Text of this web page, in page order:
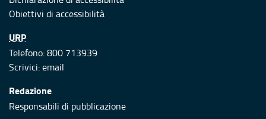
Obiettivi di accessibilità
URP
Telefono: 800 713939
Scrivici:email
Redazione
Responsabili di pubblicazione